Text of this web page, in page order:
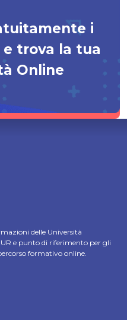
i
trova la tua
Online
delle Università
e punto di riferimento per gli
formativo online.